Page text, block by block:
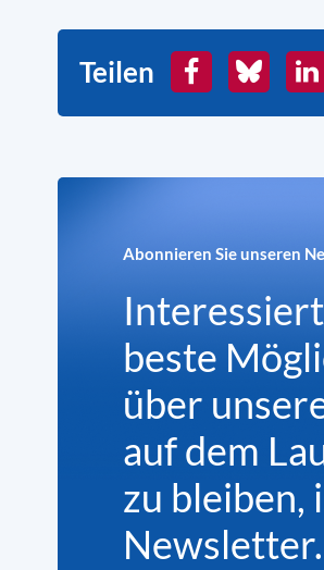
Teilen FacebookBluesky
Abonnieren Sie unseren
beste
über
auf dem
zu bleiben,
Newsletter.